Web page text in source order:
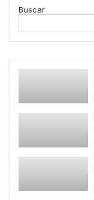
Buscar